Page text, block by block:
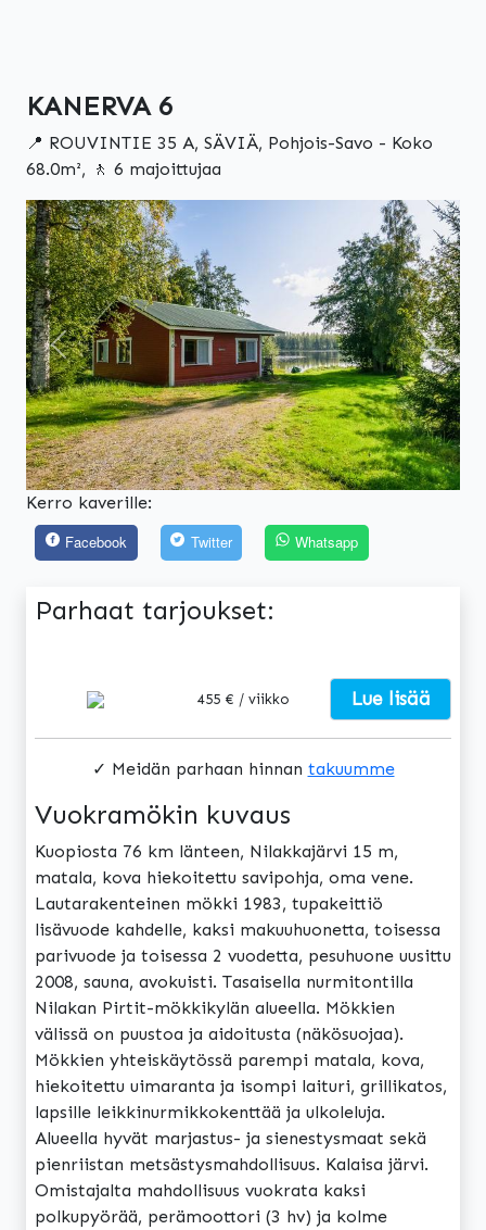
KANERVA 6
📍 ROUVINTIE 35 A, SÄVIÄ, Pohjois-Savo - Koko
68.0m², 🚶 6 majoittujaa
Edellinen
Kerro kaverille:
Facebook
Twitter Whatsapp
Parhaat tarjoukset:
455 € / viikko Lue lisää
✓ Meidän parhaan hinnan takuumme
Vuokramökin kuvaus
Kuopiosta 76 km länteen, Nilakkajärvi 15 m,
matala, kova hiekoitettu savipohja, oma vene.
Lautarakenteinen mökki 1983, tupakeittiö
lisävuode kahdelle, kaksi makuuhuonetta, toisessa
parivuode ja toisessa 2 vuodetta, pesuhuone uusittu
2008, sauna, avokuisti. Tasaisella nurmitontilla
Nilakan Pirtit-mökkikylän alueella. Mökkien
välissä on puustoa ja aidoitusta (näkösuojaa).
Mökkien yhteiskäytössä parempi matala, kova,
hiekoitettu uimaranta ja isompi laituri, grillikatos,
lapsille leikkinurmikkokenttää ja ulkoleluja.
Alueella hyvät marjastus- ja sienestysmaat sekä
pienriistan metsästysmahdollisuus. Kalaisa järvi.
Omistajalta mahdollisuus vuokrata kaksi
polkupyörää, perämoottori (3 hv) ja kolme